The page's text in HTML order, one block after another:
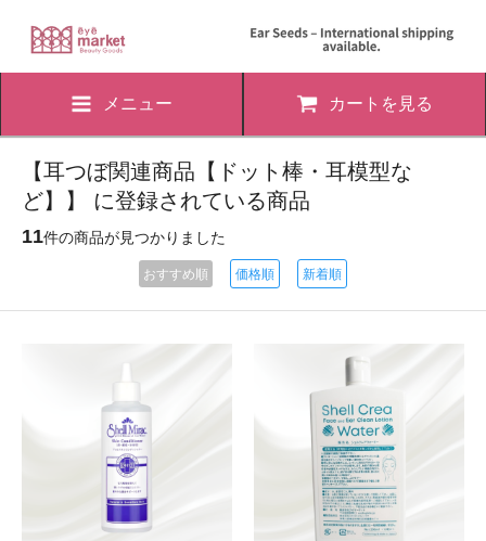
メニュー カートを見る
【耳つぼ関連商品【ドット棒・耳模型な
ど】】 に登録されている商品
11件の商品が見つかりました
おすすめ順 価格順 新着順